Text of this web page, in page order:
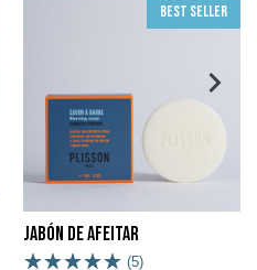
Best seller
Jabón de afeitar
(5)